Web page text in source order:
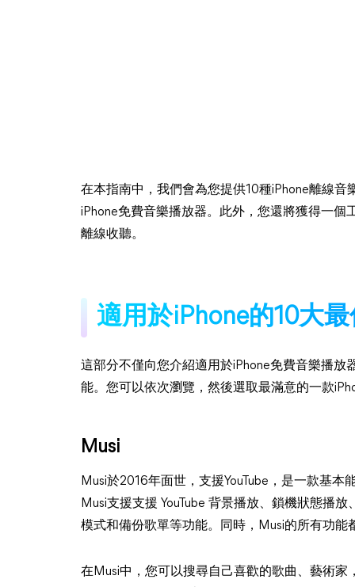
在本指南中，我們會為您提供10種iPhone離線
iPhone免費音樂播放器。此外，您還將獲得一個
離線收聽。
適用於iPhone的10大
這部分不僅向您介紹適用於iPhone免費音樂播
能。您可以依次瀏覽，然後選取最滿意的一款
Musi
Musi於2016年面世，支援YouTube，是一款基本
Musi支援支援 YouTube 背景播放、鎖機狀態播
模式和備份歌單等功能。同時，Musi的所有功能
在Musi中，您可以搜尋自己喜歡的歌曲、藝術